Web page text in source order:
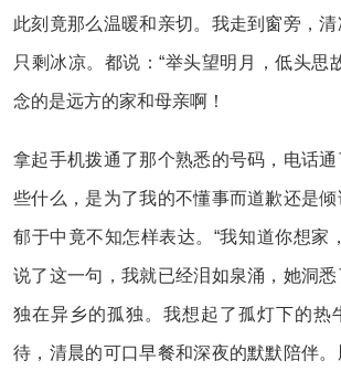
此刻竟那么温暖和亲切。我走到窗旁，
只剩冰凉。都说：“举头望明月，低头思
念的是远方的家和母亲啊！
拿起手机拨通了那个熟悉的号码，电话
些什么，是为了我的不懂事而道歉还是
郁于中竟不知怎样表达。“我知道你想家
说了这一句，我就已经泪如泉涌，她洞
独在异乡的孤独。我想起了孤灯下的热
待，清晨的可口早餐和深夜的默默陪伴